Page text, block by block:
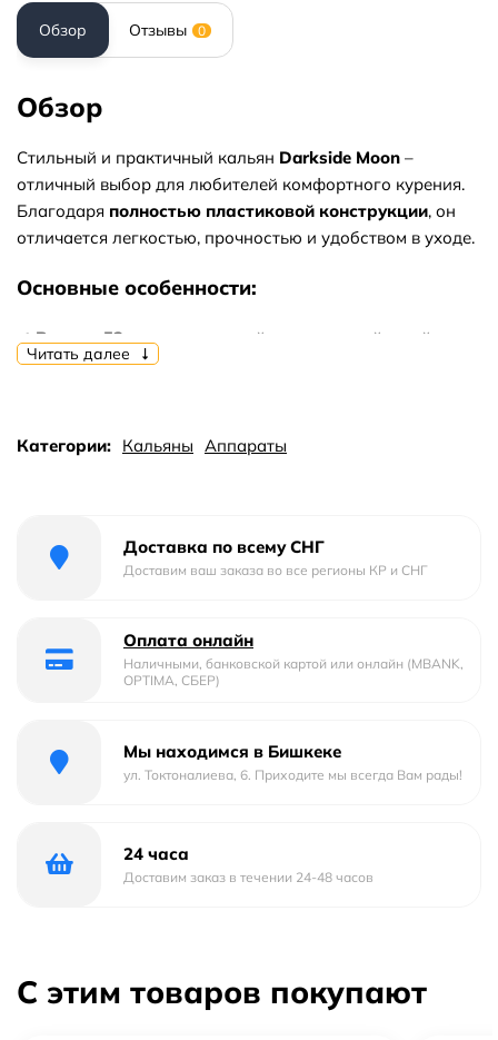
Обзор Отзывы 0
Обзор
Стильный и практичный кальян Darkside Moon –
отличный выбор для любителей комфортного курения.
Благодаря полностью пластиковой конструкции, он
отличается легкостью, прочностью и удобством в уходе.
Основные особенности:
✔ Высота 52 см
– компактный, но с хорошей тягой.
✔Полностью пластиковый корпус
внешний вид.
для вечеринок, поездок и домашних посиделок.
Колба
Шланг
Читать далее
Категории: Кальяны Аппараты
Доставка по всему СНГ
Доставим ваш заказа во все регионы КР и СНГ
Оплата онлайн
Наличными, банковской картой или онлайн (MBANK,
OPTIMA, СБЕР)
Мы находимся в Бишкеке
ул. Токтоналиева, 6. Приходите мы всегда Вам рады!
24 часа
Доставим заказ в течении 24-48 часов
С этим товаров покупают